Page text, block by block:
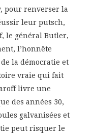
pour renverser la
leur putsch,
le général Butler,
l’honnête
la démocratie et
vraie qui fait
livre une
des années 30,
galvanisées et
peut risquer le